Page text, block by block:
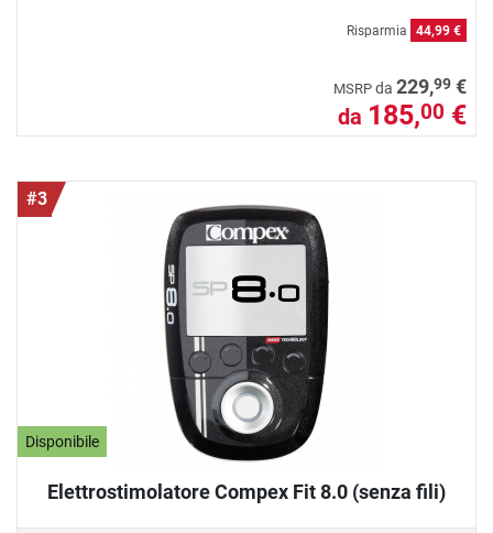
Risparmia 44,99 €
MSRP da 229,99 €
da 185,00 €
#3
Disponibile
Elettrostimolatore Compex Fit 8.0 (senza fili)